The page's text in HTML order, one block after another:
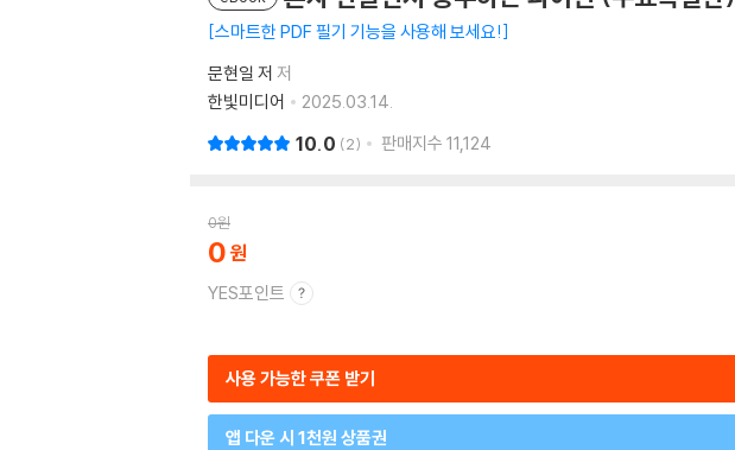
스마트한 PDF 필기 기능을 사용해 보세요!
문현일 저 저
한빛미디어
2025.03.14.
10.0 2 판매지수 11,124
0원
0
YES포인트
사용 가능한 쿠폰 받기
앱 다운 시 1천원 상품권